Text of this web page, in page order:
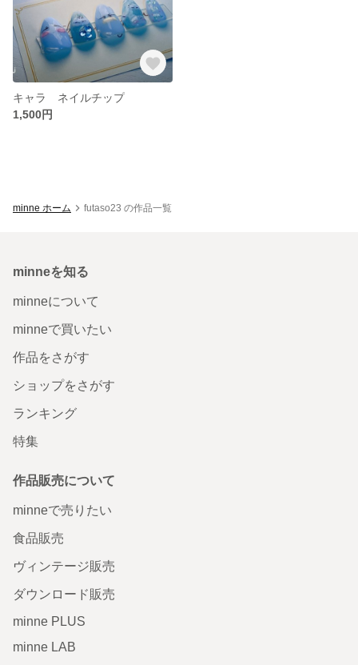
キャラ ネイルチップ
1,500円
minne ホーム futaso23 の作品一覧
minneを知る
minneについて
minneで買いたい
作品をさがす
ショップをさがす
ランキング
特集
作品販売について
minneで売りたい
食品販売
ヴィンテージ販売
ダウンロード販売
minne PLUS
minne LAB